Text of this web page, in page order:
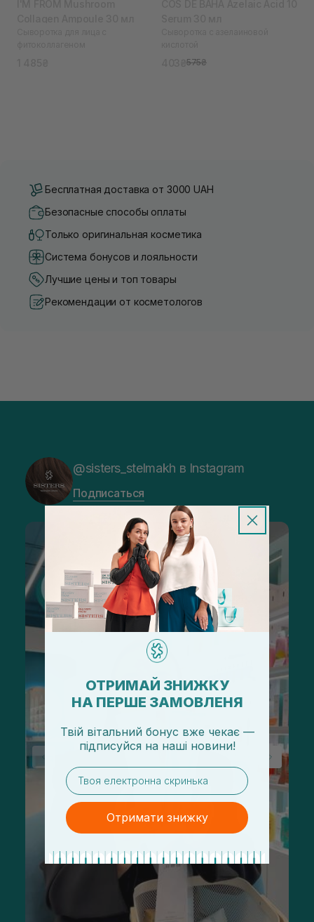
575₴
Бесплатная доставка от 3000 UAH
Безопасные способы оплаты
Только оригинальная косметика
Система бонусов и лояльности
Лучшие цены и топ товары
Рекомендации от косметологов
@sisters_stelmakh в Instagram
Подписаться
ОТРИМАЙ ЗНИЖКУ
НА ПЕРШЕ ЗАМОВЛЕНЯ
Твій вітальний бонус вже чекає —
підписуйся на наші новини!
email
Отримати знижку